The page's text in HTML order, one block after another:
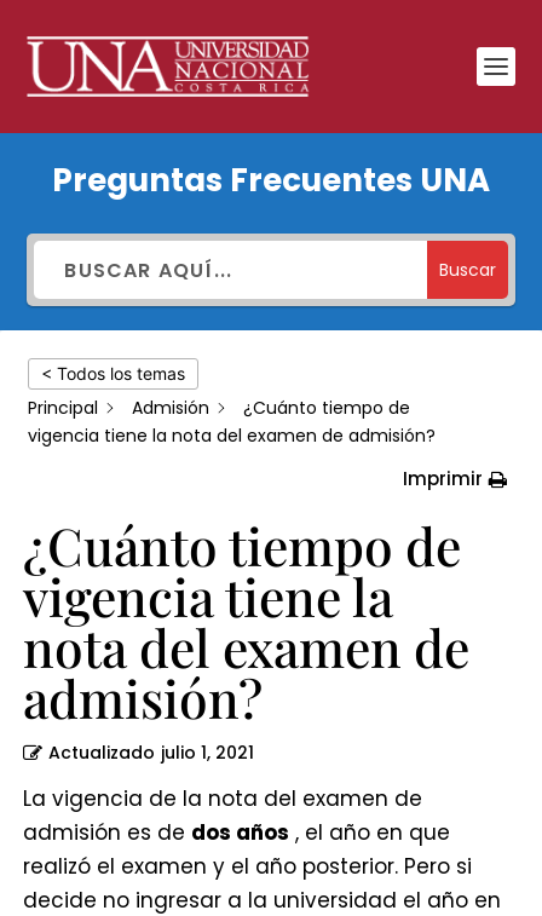
tiempo
de
vigencia
tiene
nota
del
admisión?
Preguntas Frecuentes UNA
Buscar
< Todos los temas
Principal Admisión
¿Cuánto tiempo de
vigencia tiene la nota del examen de admisión?
Imprimir
¿Cuánto tiempo de
vigencia tiene la
nota del examen de
admisión?
Actualizado julio 1, 2021
La vigencia de la nota del examen de
admisión es de dos años , el año en que
realizó el examen y el año posterior. Pero si
decide no ingresar a la universidad el año en